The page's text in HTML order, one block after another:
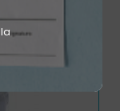
favorite_border